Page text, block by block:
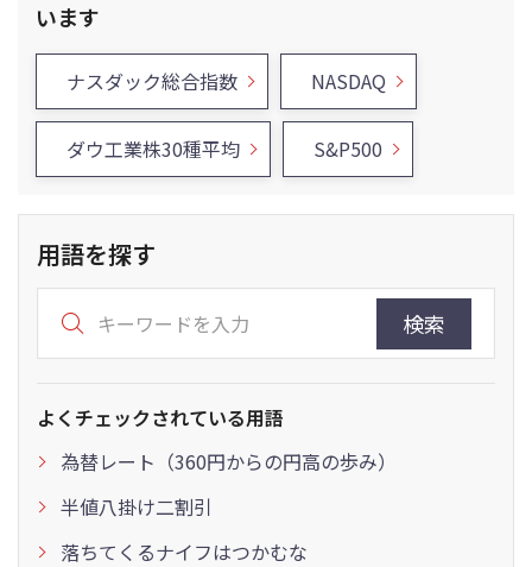
います
ナスダック総合指数 NASDAQ
ダウ工業株30種平均 S&P500
用語を探す
検索
よくチェックされている用語
為替レート（360円からの円高の歩み）
半値八掛け二割引
落ちてくるナイフはつかむな